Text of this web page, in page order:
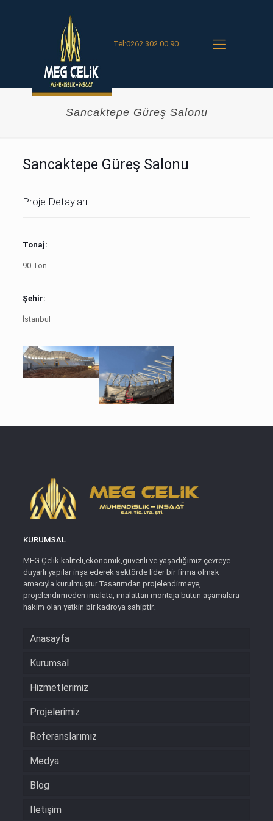
Tel:0262 302 00 90
Sancaktepe Güreş Salonu
Sancaktepe Güreş Salonu
Proje Detayları
Tonaj:
90 Ton
Şehir:
İstanbul
KURUMSAL
MEG Çelik kaliteli,ekonomik,güvenli ve yaşadığımız çevreye
duyarlı yapılar inşa ederek sektörde lider bir firma olmak
amacıyla kurulmuştur.Tasarımdan projelendirmeye,
projelendirmeden imalata, imalattan montaja bütün aşamalara
hakim olan yetkin bir kadroya sahiptir.
Anasayfa
Kurumsal
Hizmetlerimiz
Projelerimiz
Referanslarımız
Medya
Blog
İletişim